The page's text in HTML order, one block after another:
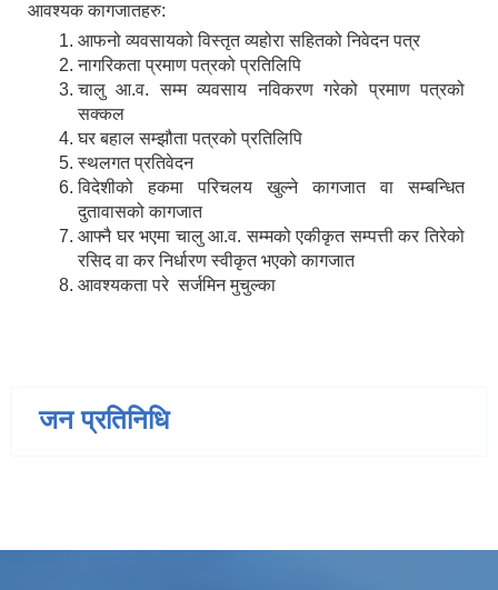
आवश्यक कागजातहरु:
आफनो व्यवसायको विस्तृत व्यहोरा सहितको निवेदन पत्र
नागरिकता प्रमाण पत्रको प्रतिलिपि
चालु आ.व. सम्म व्यवसाय नविकरण गरेको प्रमाण पत्रको
सक्कल
घर बहाल सम्झौता पत्रको प्रतिलिपि
स्थलगत प्रतिवेदन
विदेशीको हकमा परिचलय खुल्ने कागजात वा सम्बन्धित
दुतावासको कागजात
आफ्नै घर भएमा चालु आ.व. सम्मको एकीकृत सम्पत्ती कर तिरेको
रसिद वा कर निर्धारण स्वीकृत भएको कागजात
आवश्यकता परे सर्जमिन मुचुल्का
जन प्रतिनिधि